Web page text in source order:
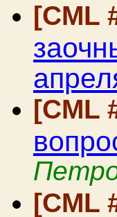
[CML
[CML
[CML